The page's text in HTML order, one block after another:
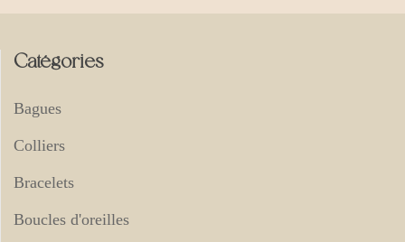
Catégories
Bagues
Colliers
Bracelets
Boucles d'oreilles